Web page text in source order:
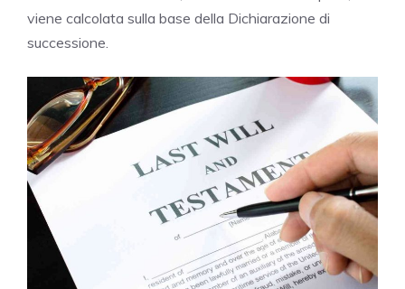
viene calcolata sulla base della Dichiarazione di
successione.